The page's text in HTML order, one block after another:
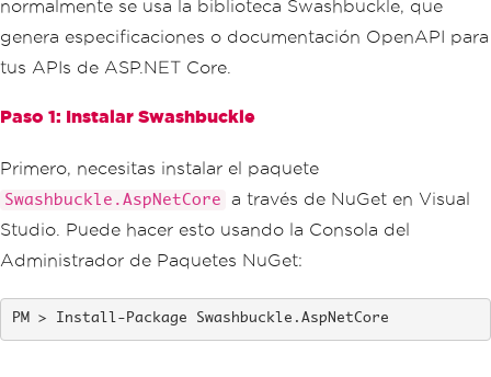
normalmente se usa la biblioteca Swashbuckle, que
genera especificaciones o documentación OpenAPI para
tus APIs de ASP.NET Core.
Paso 1: Instalar Swashbuckle
Primero, necesitas instalar el paquete
Swashbuckle.AspNetCore
a través de NuGet en Visual
Studio. Puede hacer esto usando la Consola del
Administrador de Paquetes NuGet:
Install-Package Swashbuckle.AspNetCore